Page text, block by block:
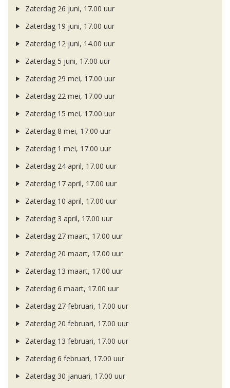
Zaterdag 26 juni, 17.00 uur
Zaterdag 19 juni, 17.00 uur
Zaterdag 12 juni, 14.00 uur
Zaterdag 5 juni, 17.00 uur
Zaterdag 29 mei, 17.00 uur
Zaterdag 22 mei, 17.00 uur
Zaterdag 15 mei, 17.00 uur
Zaterdag 8 mei, 17.00 uur
Zaterdag 1 mei, 17.00 uur
Zaterdag 24 april, 17.00 uur
Zaterdag 17 april, 17.00 uur
Zaterdag 10 april, 17.00 uur
Zaterdag 3 april, 17.00 uur
Zaterdag 27 maart, 17.00 uur
Zaterdag 20 maart, 17.00 uur
Zaterdag 13 maart, 17.00 uur
Zaterdag 6 maart, 17.00 uur
Zaterdag 27 februari, 17.00 uur
Zaterdag 20 februari, 17.00 uur
Zaterdag 13 februari, 17.00 uur
Zaterdag 6 februari, 17.00 uur
Zaterdag 30 januari, 17.00 uur